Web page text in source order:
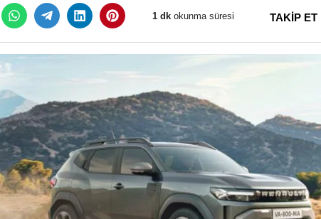
1 dk okunma süresi TAKİP ET